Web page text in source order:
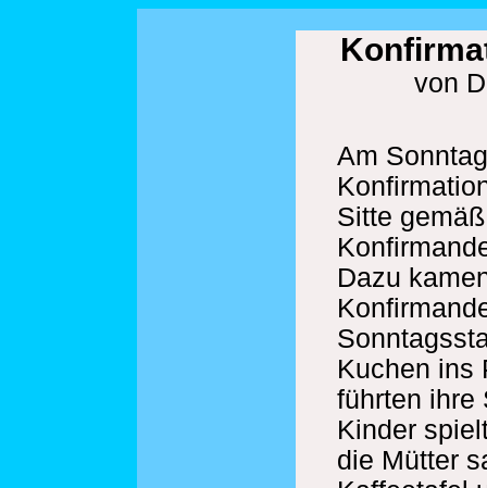
von
Am
Sitte
Dazu
Kuchen ins
führten ihre
Kinder
die Mütter